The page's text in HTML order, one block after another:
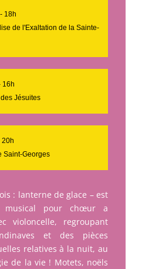
18h
de l'Exaltation de la Sainte-
16h
Jésuites
20h
Saint-Georges
: lanterne de glace – est
musical pour chœur a
violoncelle, regroupant
et des pièces
relatives à la nuit, au
de la vie ! Motets, noëls